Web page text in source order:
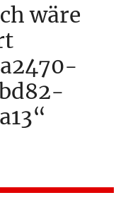
wäre